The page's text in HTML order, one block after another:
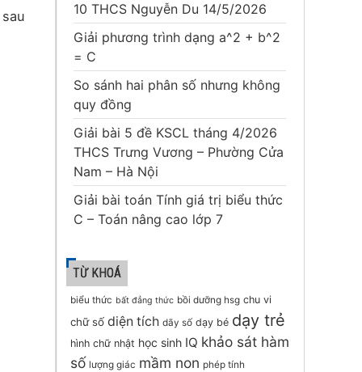
10 THCS Nguyễn Du 14/5/2026
Giải phương trình dạng a^2 + b^2
= C
So sánh hai phân số nhưng không
quy đồng
Giải bài 5 đề KSCL tháng 4/2026
THCS Trưng Vương – Phường Cửa
Nam – Hà Nội
Giải bài toán Tính giá trị biểu thức
C – Toán nâng cao lớp 7
TỪ KHOÁ
biểu thức bất đẳng thức bồi dưỡng hsg chu vi
chữ số diện tích dãy số dạy bé dạy trẻ
hình chữ nhật học sinh IQ khảo sát hàm
số lượng giác mầm non phép tính